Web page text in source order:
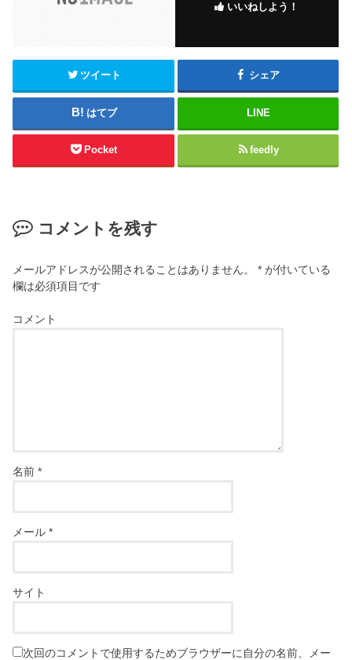
いいねしよう！
ツイート シェア
はてブ LINE
Pocket feedly
コメントを残す
メールアドレスが公開されることはありません。 * が付いている
欄は必須項目です
コメント
名前*
メール*
サイト
次回のコメントで使用するためブラウザーに自分の名前、メー